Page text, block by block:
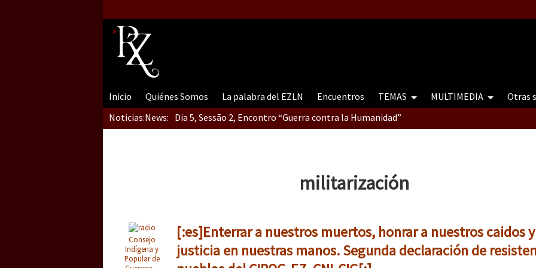
Inicio Quiénes Somos La palabra del EZLN Encuentros TEMAS MULTIMEDIA
Otras
Noticias:News: Dia 5, Sessão 2, Encontro “Guerra contra la Humanidad”
militarización
Consejo
Indígena y
Popular de
[:es]Enterrar a nuestros muertos, honrar a nuestros caidos
justicia en nuestras manos. Segunda declaración de